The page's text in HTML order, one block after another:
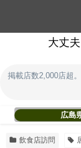
大丈
掲載店数2,000店超
広島
飲食店訪問